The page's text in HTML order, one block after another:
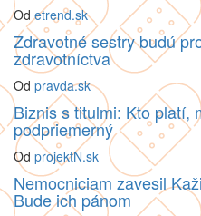
Odetrend.sk
Zdravotné sestry budú
zdravotníctva
Od pravda.sk
Biznis s titulmi: Kto platí,
podpriemerný
Od projektN.sk
Nemocniciam zavesil
Bude ich pánom